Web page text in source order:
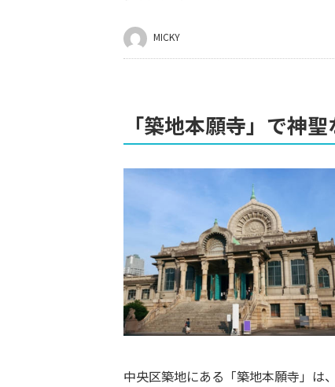
MICKY
「築地本願寺」で神
中央区築地にある「築地本願寺」は